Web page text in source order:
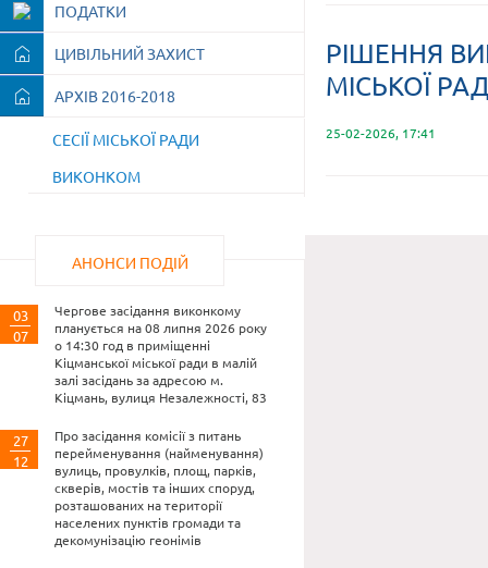
ПОДАТКИ
ЦИВІЛЬНИЙ ЗАХИСТ
АРХІВ 2016-2018
СЕСІЇ МІСЬКОЇ РАДИ
ВИКОНКОМ
АНОНСИ ПОДІЙ
03
07
Чергове засідання виконкому
планується на 08 липня 2026 року
о 14:30 год в приміщенні
Кіцманської міської ради в малій
залі засідань за адресою м.
Кіцмань, вулиця Незалежності, 83
27
12
Про засідання комісії з питань
перейменування (найменування)
вулиць, провулків, площ, парків,
скверів, мостів та інших споруд,
розташованих на території
населених пунктів громади та
декомунізацію геонімів
РІШЕННЯ
МІСЬКОЇ
25-02-2026, 17:41